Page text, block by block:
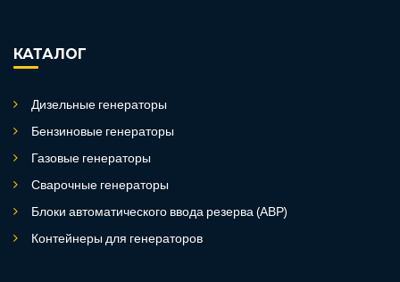
КАТАЛОГ
Дизельные генераторы
Бензиновые генераторы
Газовые генераторы
Сварочные генераторы
Блоки автоматического ввода резерва (АВР)
Контейнеры для генераторов